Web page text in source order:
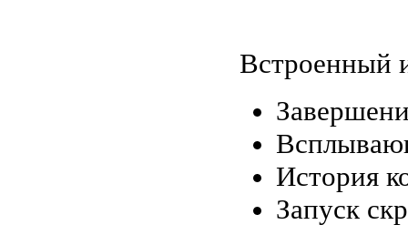
Встроенный
История
Запуск